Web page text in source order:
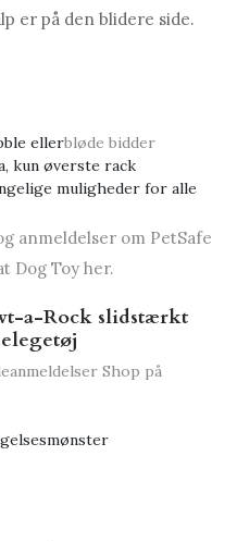
er på den blidere side.
ellerbløde bidder
kun øverste rack
muligheder for alle
anmeldelser om PetSafe
Dog Toy her.
a-Rock slidstærkt
Shop på